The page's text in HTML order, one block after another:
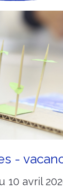
-
10 avril